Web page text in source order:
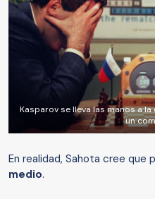
Kasparov se lleva las manos a
un
En realidad, Sahota cree que
medio.